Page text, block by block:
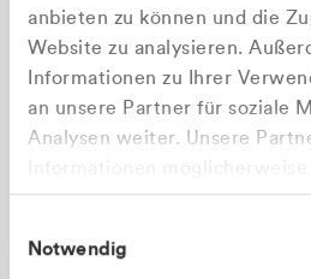
anbieten zu können und die
Website zu analysieren.
Informationen zu Ihrer
an unsere Partner für soziale
Analysen weiter. Unsere
zusammen, die Sie ihnen
gesammelt haben.
Notwendig
Zu welcher
Apilash